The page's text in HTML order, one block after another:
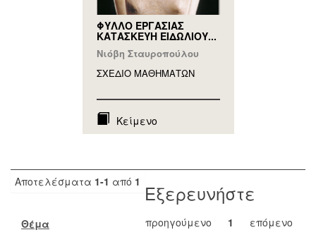
ΦΥΛΛΟ ΕΡΓΑΣΙΑΣ
ΚΑΤΑΣΚΕΥΗ ΕΙΔΩΛΙΟΥ...
Νιόβη Σταυροπούλου
ΣΧΕΔΙΟ ΜΑΘΗΜAΤΩΝ
Κείμενο
Αποτελέσματα 1-1 από 1
προηγούμενο 1 επόμενο
Εξερευνήστε
Θέμα